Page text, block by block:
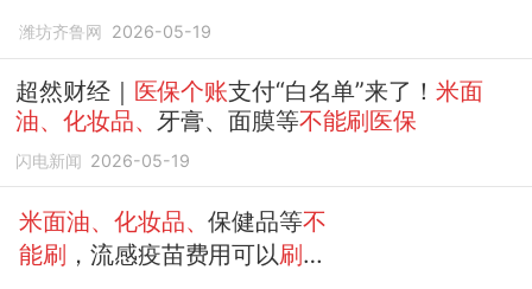
潍坊齐鲁网 2026-05-19
超然财经｜ 医保个账支付“白名单”来了！ 米面
油、化妆品、 牙膏、面膜等不能刷医保
闪电新闻 2026-05-19
米面油、化妆品、保健品等不
能刷 ，流感疫苗费用可以刷！